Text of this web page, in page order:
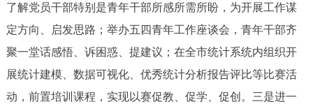
了解党员干部特别是青年干部所感所需所盼，为开展工作谋
定方向、启发思路；举办五四青年工作座谈会，青年干部齐
聚一堂话感悟、诉困惑、提建议；在全市统计系统内组织开
展统计建模、数据可视化、优秀统计分析报告评比等比赛活
动，前置培训课程，实现以赛促教、促学、促创。三是进一